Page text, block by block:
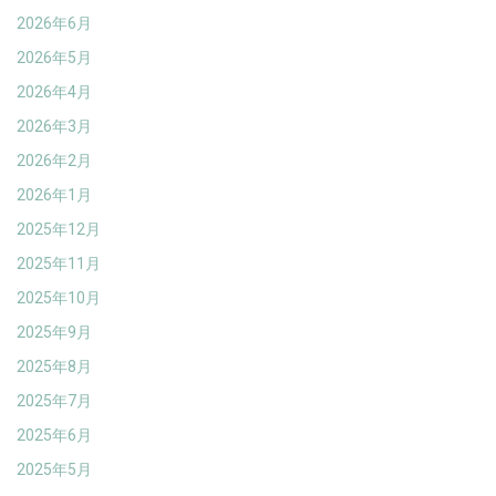
2026年6月
2026年5月
2026年4月
2026年3月
2026年2月
2026年1月
2025年12月
2025年11月
2025年10月
2025年9月
2025年8月
2025年7月
2025年6月
2025年5月